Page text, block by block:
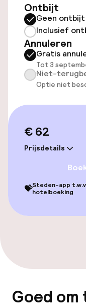
Overal
Lift
Voor
Entertainment
Betaalde
Tuin
Eet- en
Ontbijt
Geen ontbijt
Inclusief
Annuleren
Gratis
Tot 3
Niet-
Optie niet
€ 62
Prijsdetails
💝Steden-app
hotelboeking
Goed